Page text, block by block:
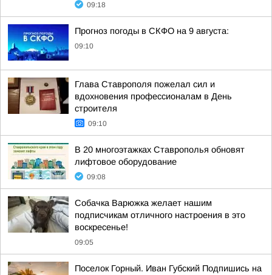
09:18
Прогноз погоды в СКФО на 9 августа:
09:10
Глава Ставрополя пожелал сил и
вдохновения профессионалам в День
строителя
09:10
В 20 многоэтажках Ставрополья обновят
лифтовое оборудование
09:08
Собачка Варюжка желает нашим
подписчикам отличного настроения в это
воскресенье!
09:05
Поселок Горный. Иван Губский Подпишись на